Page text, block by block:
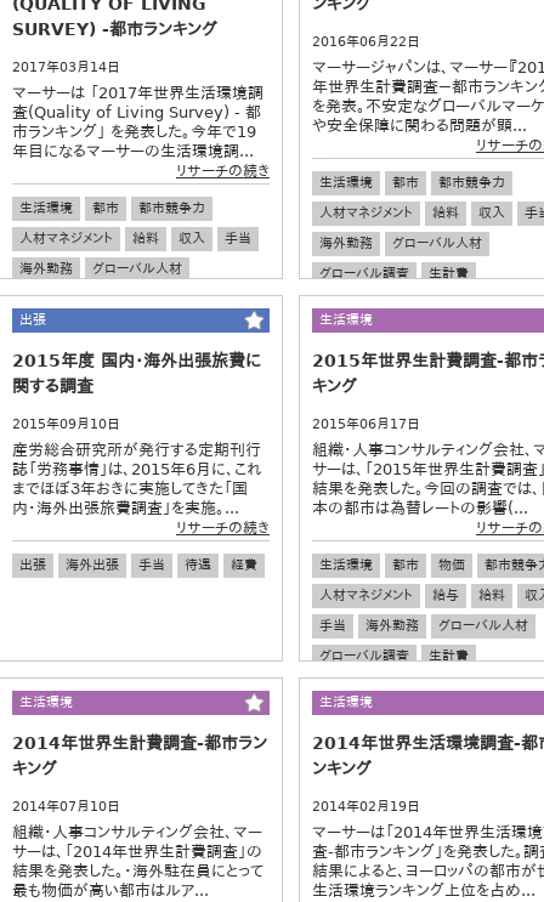
SURVEY) ‐都市ランキング
2017年03月14日
マーサーは 「2017年世界生活環境調
査(Quality of Living Survey) ‐ 都
市ランキング」 を発表した。今年で19
年目になるマーサーの生活環境調...
リサーチの続き
生活環境 都市
都市競争力
人材マネジメント
給料 収入
手当
海外勤務
グローバル人材
グローバル調査
生計費
2016年06月22日
マーサージャパンは、マーサー『
年世界生計費調査－都市ランキン
を発表。不安定なグローバルマーケ
や安全保障に関わる問題が顕...
リサーチ
生活環境 都市
都市競争力
人材マネジメント
給料 収入
手
海外勤務
グローバル人材
グローバル調査
生計費
出張
2015年度 国内・海外出張旅費に
関する調査
2015年09月10日
産労総合研究所が発行する定期刊行
誌「労務事情」は、2015年6月に、これ
までほぼ３年おきに実施してきた「国
内・海外出張旅費調査」を実施。...
リサーチの続き
出張 海外出張 手当 待遇 経費
生活環境
2015年世界生計費調査‐都市
キング
2015年06月17日
組織・人事コンサルティング会社、
サーは、「2015年世界生計費調査
結果を発表した。今回の調査では
本の都市は為替レートの影響(...
リサーチ
生活環境 都市 物価
都市競争
人材マネジメント
給与 給料
収
手当
海外勤務
グローバル人材
グローバル調査
生計費
生活環境
2014年世界生計費調査‐都市ラン
キング
2014年07月10日
組織・人事コンサルティング会社、マー
サーは、「2014年世界生計費調査」の
結果を発表した。・海外駐在員にとって
最も物価が高い都市はルア...
生活環境
2014年世界生活環境調査‐都
ンキング
2014年02月19日
マーサーは「2014年世界生活環
査‐都市ランキング」を発表した。調
結果によると、ヨーロッパの都市が
生活環境ランキング上位を占め...